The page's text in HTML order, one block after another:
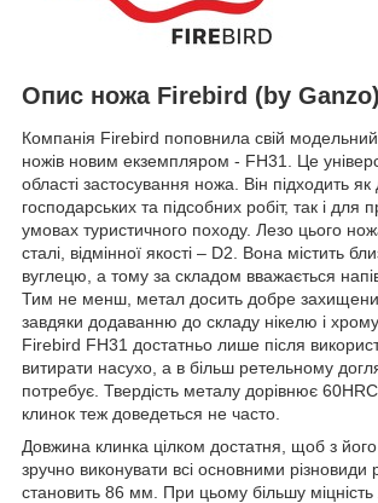
Опис ножа Firebird (by
Компанія Firebird поповнила свій
ножів новим екземпляром - FH31. Це
області застосування ножа. Він підходить
господарських та підсобних робіт, так і для
умовах туристичного походу. Лезо цього
сталі, відмінної якості – D2. Вона містить
вуглецю, а тому за складом вважається
Тим не менш, метал досить добре захищений
завдяки додаванню до складу нікелю і
Firebird FH31 достатньо лише після
витирати насухо, а в більш ретельному
потребує. Твердість металу дорівнює
клинок теж доведеться не часто.
Довжина клинка цілком достатня, щоб з
зручно виконувати всі основними різновиди
становить 86 мм. При цьому більшу міцність